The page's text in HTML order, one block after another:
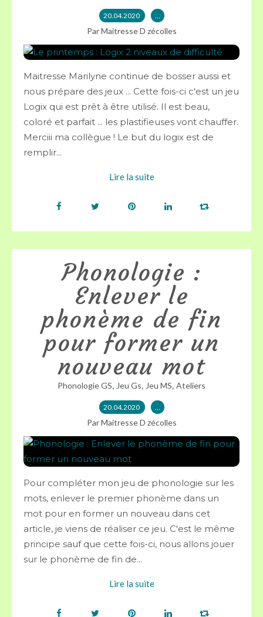
20.04.2020 …
Par Maitresse D zécolles
Maitresse Marilyne continue de bosser aussi et
nous prépare des jeux ... Cette fois-ci c'est un jeu
Logix qui est prêt à être utilisé. Il est beau,
coloré et parfait ... les plastifieuses vont chauffer.
Merciii ma collègue ! Le but du logix est de
remplir...
Lire la suite
Phonologie :
Enlever le
phonème de fin
pour former un
nouveau mot
Phonologie GS, Jeu Gs, Jeu MS, Ateliers
20.04.2020 …
Par Maitresse D zécolles
Pour compléter mon jeu de phonologie sur les
mots, enlever le premier phonème dans un
mot pour en former un nouveau dans cet
article, je viens de réaliser ce jeu. C'est le même
principe sauf que cette fois-ci, nous allons jouer
sur le phonème de fin de...
Lire la suite